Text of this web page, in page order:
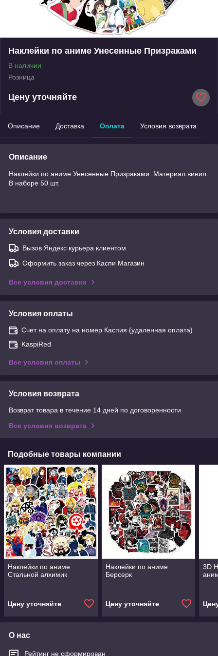
Наклейки по аниме Унесенные Призраками
В наличии
Розница
Цену уточняйте
Описание Доставка Оплата Условия возврата
Описание
Наклейки по аниме Унесенные Призраками. Материал винил.
В наборе 50 шт.
Условия доставки
Вызов Яндекс курьера клиентом
Оформить заказ через Каспи Магазин
Все условия доставки
Условия оплаты
Счет на оплату на номер Каспия (удаленная оплата)
KaspiRed
Все условия оплаты
Условия возврата
Возврат товара в течение 14 дней по договоренности
Все условия возврата
Подобные товары компании
Наклейки по аниме
Стальной алхимик
Цену уточняйте
Наклейки по аниме
Берсерк
Цену уточняйте
3D
О нас
Рейтинг не сформирован